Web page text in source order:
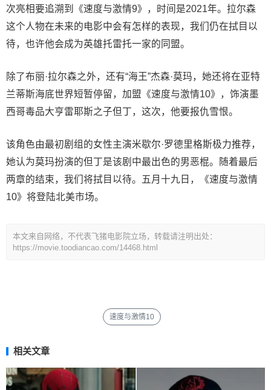
次亮相要追溯到《速度与激情9》，时间是2021年。拉尔森
这个人物在未来的电影中会有怎样的表现，我们仍在拭目以
待，也许他会成为英雄托雷托一家的同盟。
除了布丽·拉尔森之外，还有“海王”杰森·莫玛，她还将在亚特
兰蒂斯海底世界短暂停留，加盟《速度与激情10》，饰演墨
西哥毒品大亨雷耶斯之子但丁，这次，他要报仇雪恨。
该角色由最初剧组的女性主演米歇尔·罗德里格斯极力推荐，
她认为莫玛扮演的但丁是该剧中最出色的男恶棍。随着最后
两章的结束，我们将拭目以待。五月十九日，《速度与激情
10》将登陆北美市场。
本文来自网络，不代表飞猪电影院立场，转载请注明出处：
https://movie.toodiancao.com/14468.html
速度与激情10
相关文章